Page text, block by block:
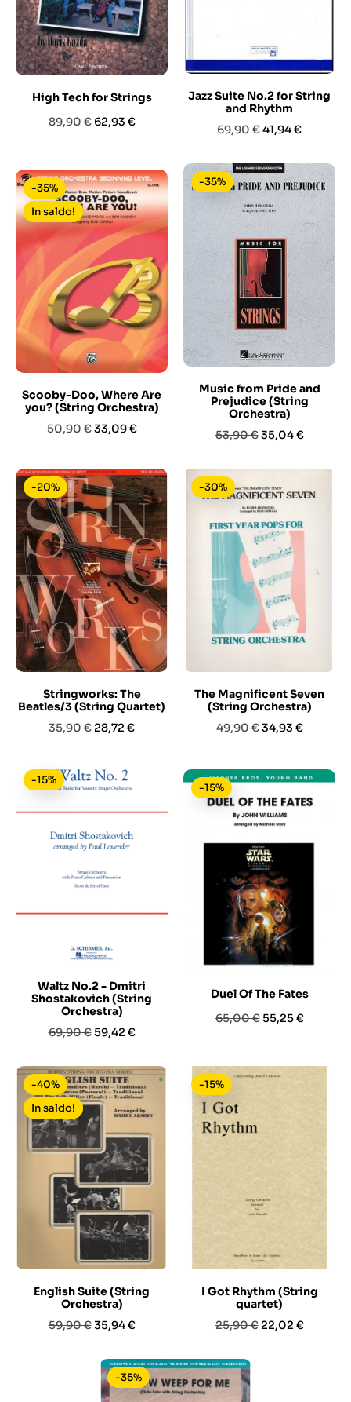
High Tech for Strings
Prezzo
89,90 € Prezzo
62,93 €
Jazz Suite No.2 for String
and Rhythm
Prezzo
69,90 €Prezzo
41,94 €
Scooby-Doo, Where Are
you? (String Orchestra)
Prezzo
50,90 €Prezzo
33,09 €
-35%
In saldo!
Music from Pride and
Prejudice (String
Orchestra)
Prezzo
53,90 €Prezzo
35,04 €
-35%
Stringworks: The
Beatles/3 (String Quartet)
Prezzo
35,90 € Prezzo
28,72 €
-20%
The Magnificent Seven
(String Orchestra)
Prezzo
49,90 €Prezzo
34,93 €
-30%
Waltz No.2 - Dmitri
Shostakovich (String
Orchestra)
Prezzo
69,90 €Prezzo
59,42 €
-15%
Duel Of The Fates
Prezzo
65,00 €Prezzo
55,25 €
-15%
English Suite (String
Orchestra)
Prezzo
59,90 €Prezzo
35,94 €
-40%
In saldo!
I Got Rhythm (String
quartet)
Prezzo
25,90 € Prezzo
22,02 €
-15%
-35%